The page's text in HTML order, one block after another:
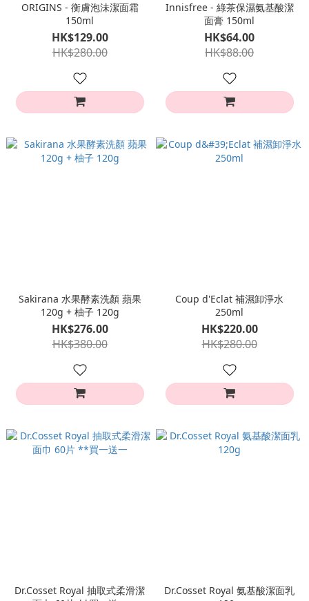
ORIGINS - 衡膚泡沬潔面霜
150ml
HK$129.00
HK$280.00
Innisfree - 綠茶保濕氨基酸潔
面膏 150ml
HK$64.00
HK$88.00
Sakirana 水果酵素洗顏 蘋果
120g + 柚子 120g
HK$276.00
HK$380.00
Coup d'Eclat 補濕卸淨水
250ml
HK$220.00
HK$280.00
Dr.Cosset Royal 抽取式柔滑潔
Dr.Cosset Royal 氨基酸潔面乳